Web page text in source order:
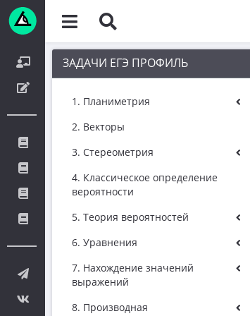
ЗАДАЧИ ЕГЭ ПРОФИЛЬ
1. Планиметрия
2. Векторы
3. Стереометрия
4. Классическое определение
вероятности
5. Теория вероятностей
6. Уравнения
7. Нахождение значений
выражений
8. Производная